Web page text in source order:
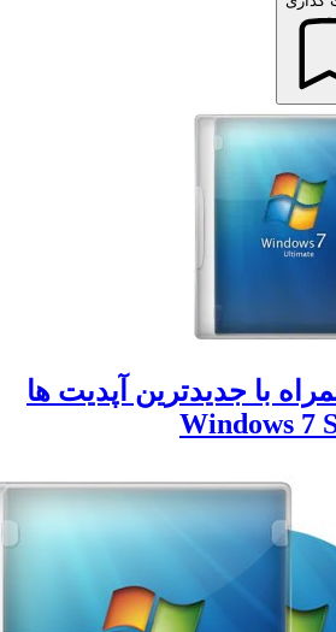
7 همراه با جدیدترین آپدیت ها